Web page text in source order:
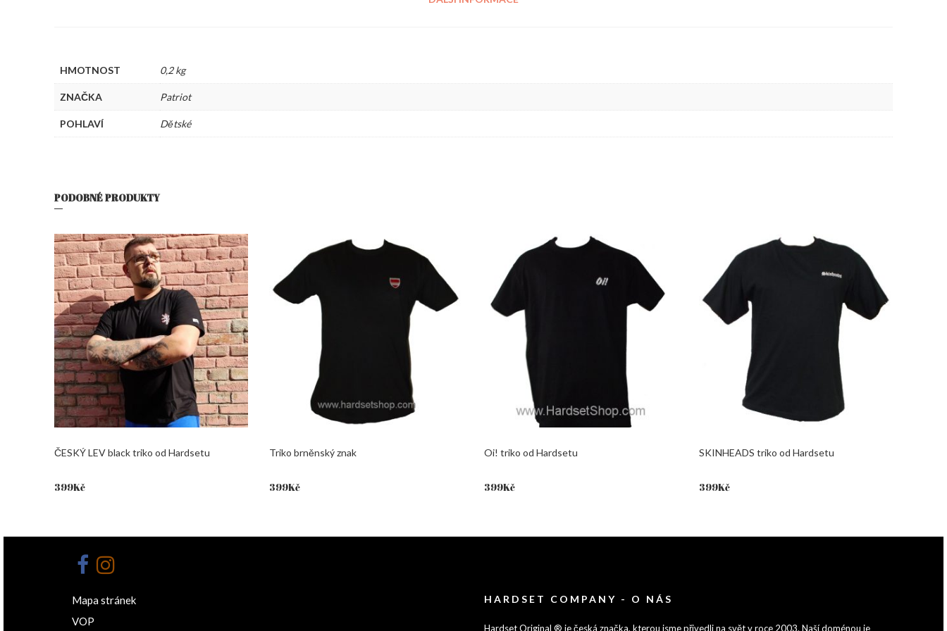
HMOTNOST 0,2 kg
ZNAČKA Patriot
POHLAVÍ Dětské
PODOBNÉ PRODUKTY
ČESKÝ LEV black triko od Hardsetu
399Kč
Triko brněnský znak
399Kč
Oi! triko od Hardsetu
399Kč
SKINHEADS triko od Hardsetu
399Kč
Mapa stránek
VOP
HARDSET COMPANY - O NÁS
Hardset Original ® je česká značka, kterou jsme přivedli na svět v roce 2003. Naší doménou je